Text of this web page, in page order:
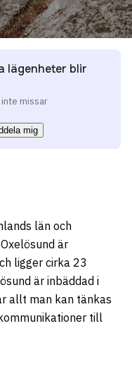
lägenheter blir
inte missar
mig
län och
är
ligger cirka 23
är inbäddad i
allt man kan tänkas
till